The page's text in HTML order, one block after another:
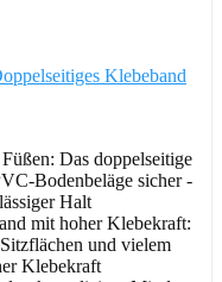
Klebeband
Das doppelseitige
Bodenbeläge sicher -
Halt
mit hoher Klebekraft:
und vielem
Klebekraft